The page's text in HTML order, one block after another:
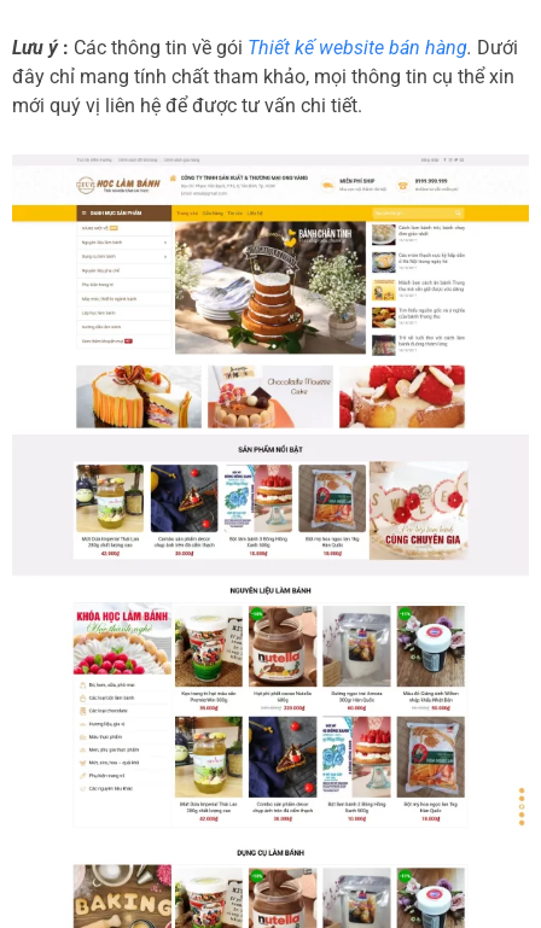
Lưu ý: Các thông tin về gói Thiết kế website bán hàng. Dưới
đây chỉ mang tính chất tham khảo, mọi thông tin cụ thể xin
mới quý vị liên hệ để được tư vấn chi tiết.